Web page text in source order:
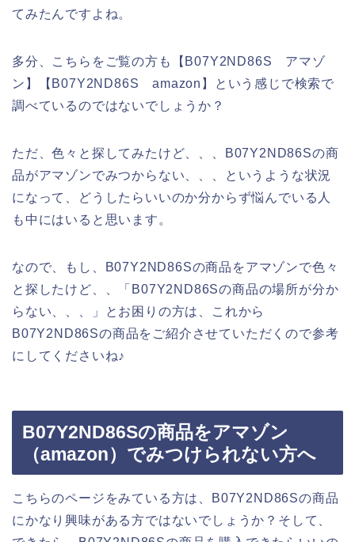
てみたんですよね。
多分、こちらをご覧の方も【B07Y2ND86S アマゾ
ン】【B07Y2ND86S amazon】という感じで検索で
調べているのではないでしょうか？
ただ、色々と探してみたけど、、、B07Y2ND86Sの商
品がアマゾンでみつからない、、、というような状況
になって、どうしたらいいのか分からず悩んでいる人
も中にはいると思います。
なので、もし、B07Y2ND86Sの商品をアマゾンで色々
と探したけど、、「B07Y2ND86Sの商品の場所が分か
らない、、、」とお困りの方は、これから
B07Y2ND86Sの商品をご紹介させていただくので参考
にしてくださいね♪
B07Y2ND86Sの商品をアマゾン
（amazon）でみつけられない方へ
こちらのページをみている方は、B07Y2ND86Sの商品
にかなり興味がある方ではないでしょうか？そして、